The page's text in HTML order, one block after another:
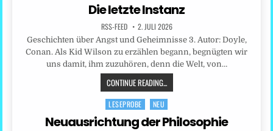
Die letzte Instanz
RSS-FEED 2. JULI 2026
Geschichten über Angst und Geheimnisse 3. Autor: Doyle,
Conan. Als Kid Wilson zu erzählen begann, begnügten wir
uns damit, ihm zuzuhören, denn die Welt, von…
CONTINUE READING...
Posted
in
LESEPROBE NEU
Neuausrichtung der Philosophie